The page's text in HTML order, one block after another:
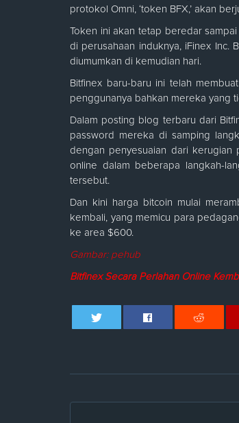
protokol Omni, ‘token BFX,’ akan
Token ini akan tetap beredar
di perusahaan induknya, iFinex Inc.
diumumkan di kemudian hari.
Bitfinex baru-baru ini telah
penggunanya bahkan mereka yang
Dalam posting blog terbaru dari
password mereka di samping
dengan penyesuaian dari kerugian
online dalam beberapa langkah-
tersebut.
Dan kini harga bitcoin mulai
kembali, yang memicu para
ke area $600.
Gambar: pehub
Bitfinex Secara Perlahan Online